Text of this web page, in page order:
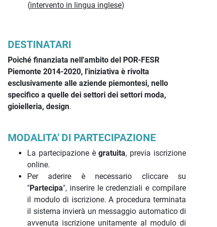
(intervento in lingua inglese)
DESTINATARI
Poiché finanziata nell'ambito del POR-FESR
Piemonte 2014-2020, l'iniziativa è rivolta
esclusivamente alle aziende piemontesi, nello
specifico a quelle dei settori dei settori moda,
gioielleria, design.
MODALITA' DI PARTECIPAZIONE
La partecipazione ègratuita, previa iscrizione
online.
Per aderire è necessario cliccare su
"Partecipa", inserire le credenziali e compilare
il modulo di iscrizione. A procedura terminata
il sistema invierà un messaggio automatico di
avvenuta iscrizione unitamente al modulo di